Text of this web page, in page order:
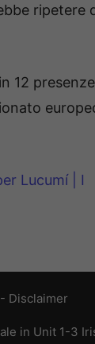
ripetere
12 presenze
Lucumí | I
Disclaimer
in Unit 1-3